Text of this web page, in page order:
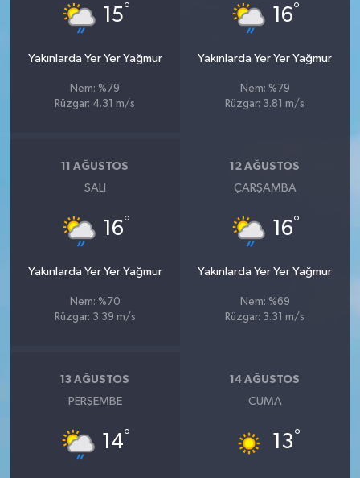
15°
Yakınlarda Yer Yer Yağmur
Nem: %79
Rüzgar: 4.31 m/s
16°
Yakınlarda Yer Yer Yağmur
Nem: %79
Rüzgar: 3.81 m/s
11 AĞUSTOS
SALI
16°
Yakınlarda Yer Yer Yağmur
Nem: %70
Rüzgar: 3.39 m/s
12 AĞUSTOS
ÇARŞAMBA
16°
Yakınlarda Yer Yer Yağmur
Nem: %69
Rüzgar: 3.31 m/s
13 AĞUSTOS
PERŞEMBE
14°
14 AĞUSTOS
CUMA
13°